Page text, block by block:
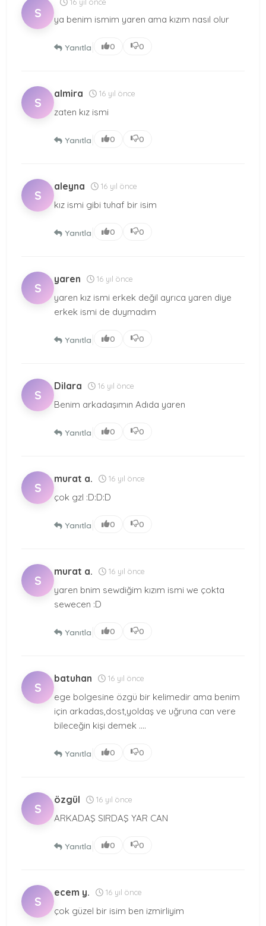
S ya benim ismim yaren ama kızım nasıl olur
Yanıtla 0 0
S
almira 16 yıl önce
zaten kız ismi
Yanıtla 0 0
S
aleyna 16 yıl önce
kız ismi gibi tuhaf bir isim
Yanıtla 0 0
S
yaren 16 yıl önce
yaren kız ismi erkek değil ayrıca yaren diye
erkek ismi de duymadım
Yanıtla 0 0
S
Dilara 16 yıl önce
Benim arkadaşımın Adıda yaren
Yanıtla 0 0
S
murat a. 16 yıl önce
çok gzl :D:D:D
Yanıtla 0 0
S
murat a. 16 yıl önce
yaren bnim sewdiğim kızım ismi we çokta
sewecen :D
Yanıtla 0 0
S
batuhan 16 yıl önce
ege bolgesine özgü bir kelimedir ama benim
için arkadas,dost,yoldaş ve uğruna can vere
bileceğin kişi demek ....
Yanıtla 0 0
S
özgül 16 yıl önce
ARKADAŞ SIRDAŞ YAR CAN
Yanıtla 0 0
S
ecem y. 16 yıl önce
çok güzel bir isim ben izmirliyim